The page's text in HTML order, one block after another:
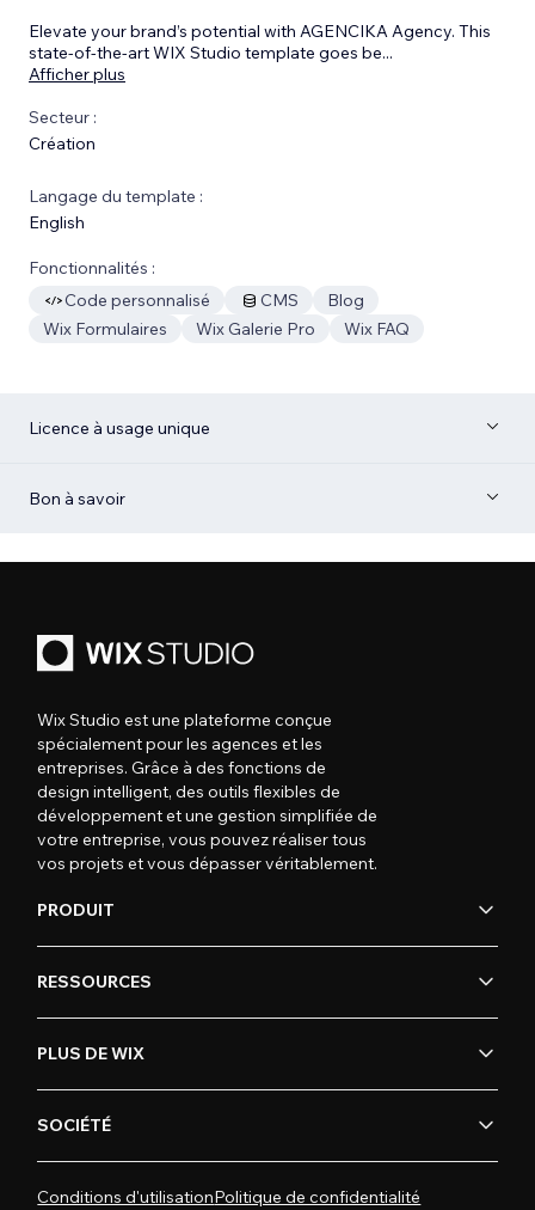
Elevate your brand’s potential with AGENCIKA Agency. This
state-of-the-art WIX Studio template goes be...
Afficher plus
Secteur :
Création
Langage du template :
English
Fonctionnalités :
Code personnalisé
CMS
Blog
Wix Formulaires
Wix Galerie Pro Wix FAQ
Licence à usage unique
Bon à savoir
Wix Studio est une plateforme conçue
spécialement pour les agences et les
entreprises. Grâce à des fonctions de
design intelligent, des outils flexibles de
développement et une gestion simplifiée de
votre entreprise, vous pouvez réaliser tous
vos projets et vous dépasser véritablement.
PRODUIT
RESSOURCES
PLUS DE WIX
SOCIÉTÉ
Conditions d'utilisationPolitique de confidentialité